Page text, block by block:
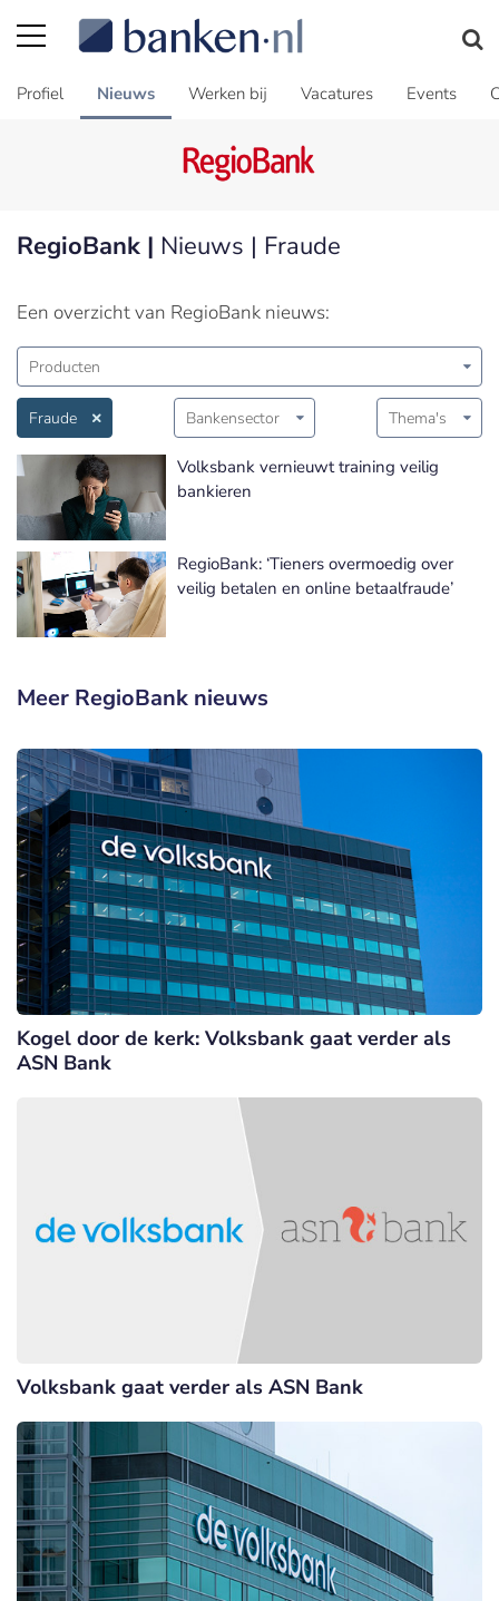
Profiel Nieuws Werken bij Vacatures Events
RegioBank | Nieuws | Fraude
Een overzicht van RegioBank nieuws:
Producten
Fraude Bankensector Thema's
Volksbank vernieuwt training veilig
bankieren
RegioBank: ‘Tieners overmoedig over
veilig betalen en online betaalfraude’
Meer RegioBank nieuws
Kogel door de kerk: Volksbank gaat verder als
ASN Bank
Volksbank gaat verder als ASN Bank